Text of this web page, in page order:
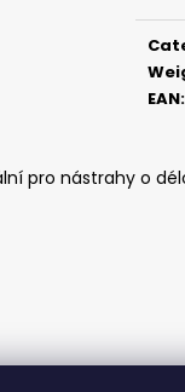
EAN:
pro nástrahy o